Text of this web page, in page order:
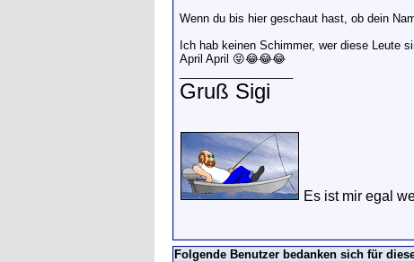
Wenn du bis hier geschaut hast, ob dein
Ich hab keinen Schimmer, wer diese Leute
April April 😝😂😂😂
Gruß Sigi
Es ist mir egal
Folgende Benutzer bedanken sich für